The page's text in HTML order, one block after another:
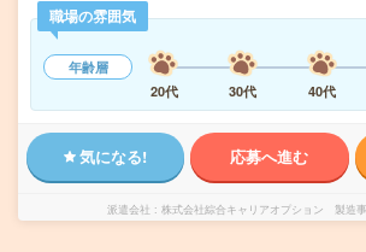
職場の雰囲気
年齢層
20代
30代 40代
気になる! 応募へ進む
派遣会社 株式会社綜合キャリアオプション 製造事